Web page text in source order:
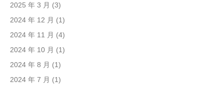
2025 年 3 月 (3)
2024 年 12 月 (1)
2024 年 11 月 (4)
2024 年 10 月 (1)
2024 年 8 月 (1)
2024 年 7 月 (1)